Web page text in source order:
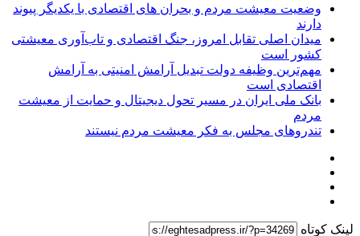
وضعیت معیشت مردم و بحران های اقتصادی با یکدیگر پیوند
دارند
میدان اصلی تقابل امروز، جنگ اقتصادی و تاب‌آوری معیشتی
کشور است
مهم‌ترین وظیفه دولت تبدیل آرامش امنیتی به آرامش
اقتصادی است
بانک ملی ایران در مسیر تحول دیجیتال و حمایت از معیشت
مردم
تندروهای مجلس به فکر معیشت مردم نیستند
لینک کوتاه